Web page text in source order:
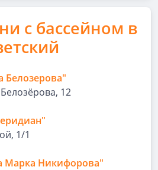
с бассейном в
Белозерова"
12
1/1
Марка Никифорова"